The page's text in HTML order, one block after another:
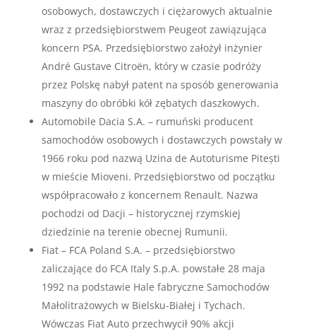
osobowych, dostawczych i ciężarowych aktualnie
wraz z przedsiębiorstwem Peugeot zawiązująca
koncern PSA. Przedsiębiorstwo założył inżynier
André Gustave Citroën, który w czasie podróży
przez Polskę nabył patent na sposób generowania
maszyny do obróbki kół zębatych daszkowych.
Automobile Dacia S.A. – rumuński producent
samochodów osobowych i dostawczych powstały w
1966 roku pod nazwą Uzina de Autoturisme Pitești
w mieście Mioveni. Przedsiębiorstwo od początku
współpracowało z koncernem Renault. Nazwa
pochodzi od Dacji – historycznej rzymskiej
dziedzinie na terenie obecnej Rumunii.
Fiat – FCA Poland S.A. – przedsiębiorstwo
zaliczające do FCA Italy S.p.A. powstałe 28 maja
1992 na podstawie Hale fabryczne Samochodów
Małolitrażowych w Bielsku-Białej i Tychach.
Wówczas Fiat Auto przechwycił 90% akcji